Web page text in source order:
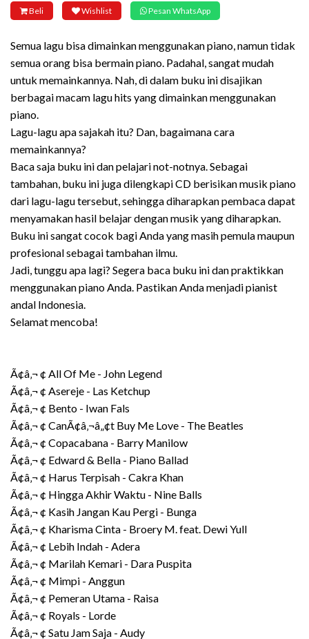
Beli Wishlist Pesan WhatsApp
Semua lagu bisa dimainkan menggunakan piano, namun tidak
semua orang bisa bermain piano. Padahal, sangat mudah
untuk memainkannya. Nah, di dalam buku ini disajikan
berbagai macam lagu hits yang dimainkan menggunakan
piano.
Lagu-lagu apa sajakah itu? Dan, bagaimana cara
memainkannya?
Baca saja buku ini dan pelajari not-notnya. Sebagai
tambahan, buku ini juga dilengkapi CD berisikan musik piano
dari lagu-lagu tersebut, sehingga diharapkan pembaca dapat
menyamakan hasil belajar dengan musik yang diharapkan.
Buku ini sangat cocok bagi Anda yang masih pemula maupun
profesional sebagai tambahan ilmu.
Jadi, tunggu apa lagi? Segera baca buku ini dan praktikkan
menggunakan piano Anda. Pastikan Anda menjadi pianist
andal Indonesia.
Selamat mencoba!
Ã¢â‚¬ ¢ All Of Me - John Legend
Ã¢â‚¬ ¢ Asereje - Las Ketchup
Ã¢â‚¬ ¢ Bento - Iwan Fals
Ã¢â‚¬ ¢ CanÃ¢â‚¬â„¢t Buy Me Love - The Beatles
Ã¢â‚¬ ¢ Copacabana - Barry Manilow
Ã¢â‚¬ ¢ Edward & Bella - Piano Ballad
Ã¢â‚¬ ¢ Harus Terpisah - Cakra Khan
Ã¢â‚¬ ¢ Hingga Akhir Waktu - Nine Balls
Ã¢â‚¬ ¢ Kasih Jangan Kau Pergi - Bunga
Ã¢â‚¬ ¢ Kharisma Cinta - Broery M. feat. Dewi Yull
Ã¢â‚¬ ¢ Lebih Indah - Adera
Ã¢â‚¬ ¢ Marilah Kemari - Dara Puspita
Ã¢â‚¬ ¢ Mimpi - Anggun
Ã¢â‚¬ ¢ Pemeran Utama - Raisa
Ã¢â‚¬ ¢ Royals - Lorde
Ã¢â‚¬ ¢ Satu Jam Saja - Audy